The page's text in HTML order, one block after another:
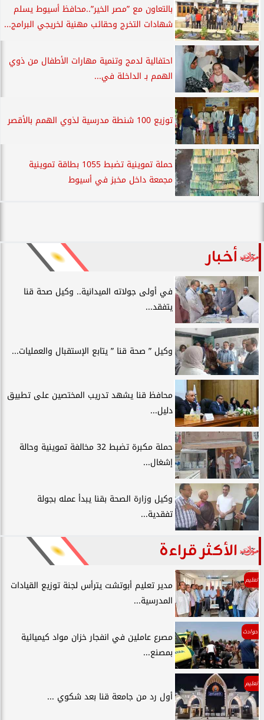
بالتعاون مع ”مصر الخير”..محافظ أسيوط يسلم
شهادات التخرج وحقائب مهنية لخريجي البرامج...
احتفالية لدمج وتنمية مهارات الأطفال من ذوي
الهمم بـ الداخلة في...
توزيع 100 شنطة مدرسية لذوي الهمم بالأقصر
حملة تموينية تضبط 1055 بطاقة تموينية
مجمعة داخل مخبز في أسيوط
أخبار
في أولى جولاته الميدانية.. وكيل صحة قنا
يتفقد...
وكيل ” صحة قنا ” يتابع الإستقبال والعمليات...
محافظ قنا يشهد تدريب المختصين على تطبيق
دليل...
حملة مكبرة تضبط 32 مخالفة تموينية وحالة
إشغال...
وكيل وزارة الصحة بقنا يبدأ عمله بجولة
تفقدية...
الأكثر قراءة
تعليم
مدير تعليم أبوتشت يترأس لجنة توزيع القيادات
المدرسية...
حوادث
مصرع عاملين في انفجار خزان مواد كيميائية
بمصنع...
تعليم
أول رد من جامعة قنا بعد شكوي ...